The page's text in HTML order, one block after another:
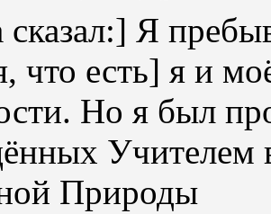
Я
что есть] я и
Но я был
Учителем
Природы